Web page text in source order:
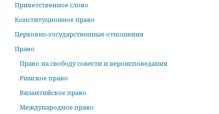
Приветственное слово
Конституционное право
Церковно-государственные отношения
Право
Право на свободу совести и вероисповедания
Римское право
Византийское право
Международное право